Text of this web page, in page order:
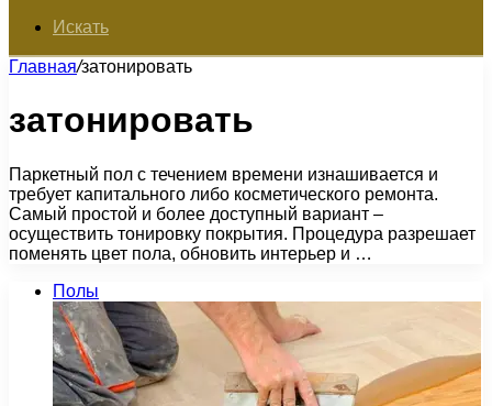
Искать
Главная/затонировать
затонировать
Паркетный пол с течением времени изнашивается и
требует капитального либо косметического ремонта.
Самый простой и более доступный вариант –
осуществить тонировку покрытия. Процедура разрешает
поменять цвет пола, обновить интерьер и …
Полы